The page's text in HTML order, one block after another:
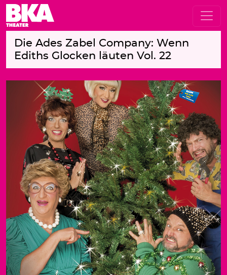
Die Ades Zabel Company: Wenn
Ediths Glocken läuten Vol. 22